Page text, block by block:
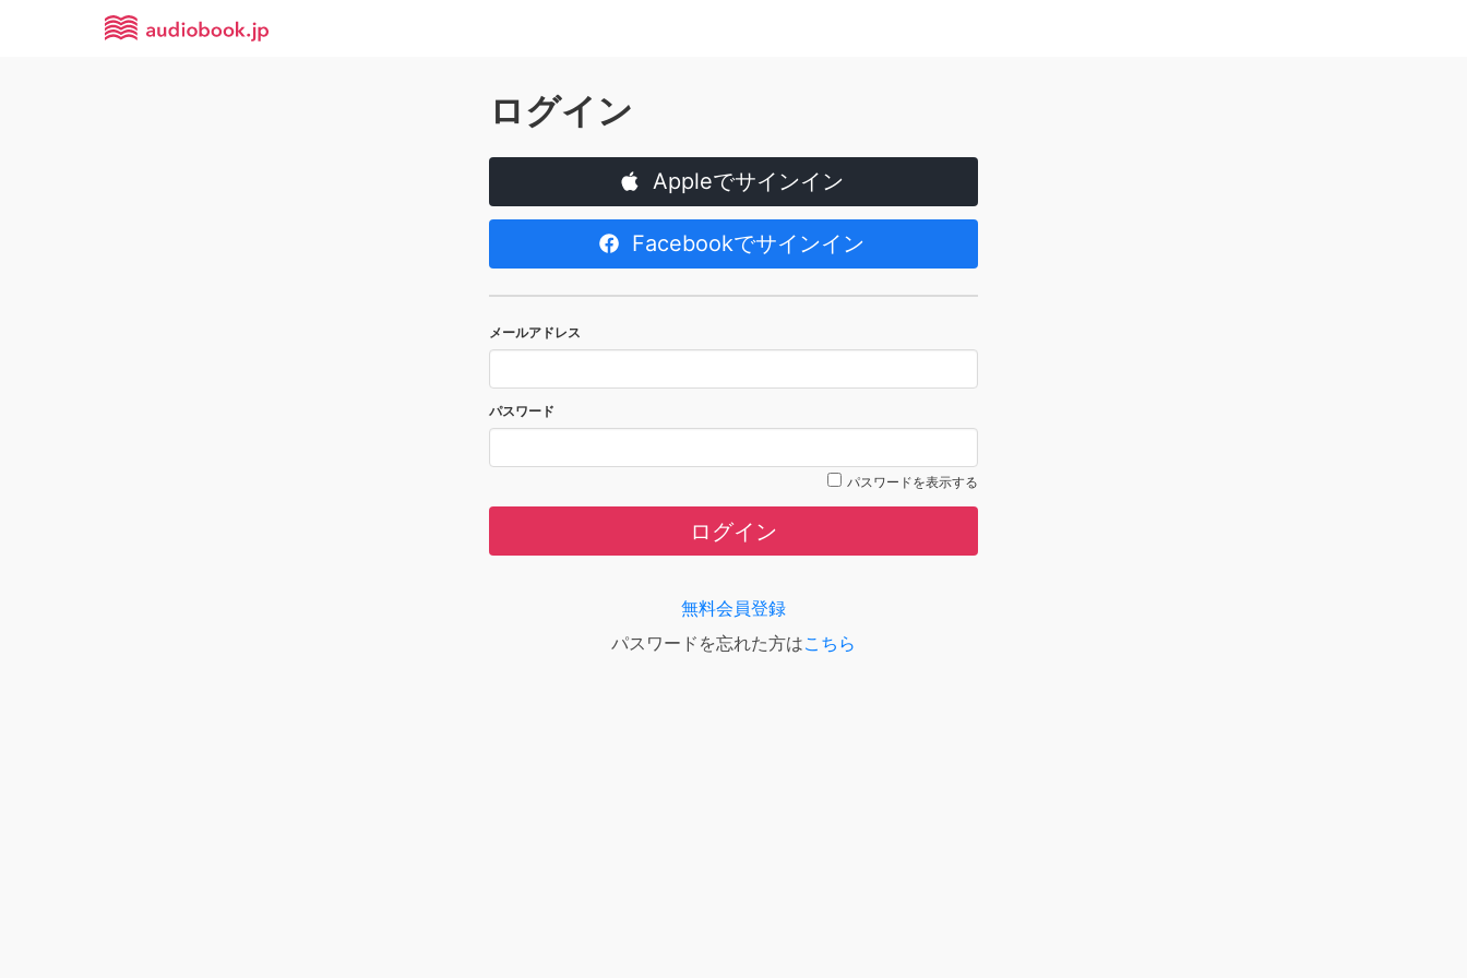
ログイン
Appleでサインイン
Facebookでサインイン
メールアドレス
パスワード
パスワードを表示する
ログイン
無料会員登録
パスワードを忘れた方はこちら